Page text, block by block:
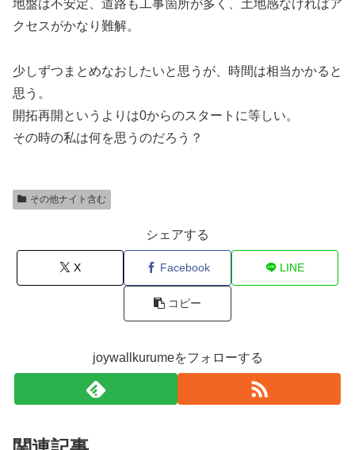
地盤は不安定、道路も工事箇所が多く、土地感なければア
クセスがかなり難解。
少しずつまとめなおしたいと思うが、時間は相当かかると
思う。
開拓再開というよりは0からのスタートに等しい。
その時の私は何を思うのだろう？
その他ナイト含む
シェアする
X Facebook LINE
コピー
joywallkurumeをフォローする